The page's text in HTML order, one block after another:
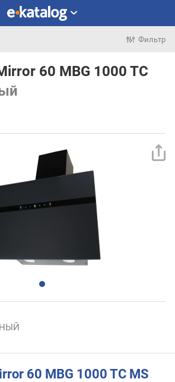
Фильтр
60 MBG 1000 TC
60 MBG 1000 TC MS